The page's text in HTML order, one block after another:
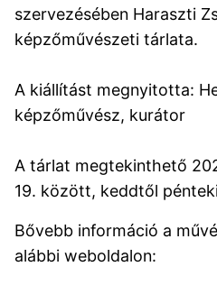
szervezésében Haraszti
képzőművészeti tárlata.
A kiállítást megnyitotta:
képzőművész, kurátor
A tárlat megtekinthető
19. között, keddtől
Bővebb információ a
alábbi weboldalon: